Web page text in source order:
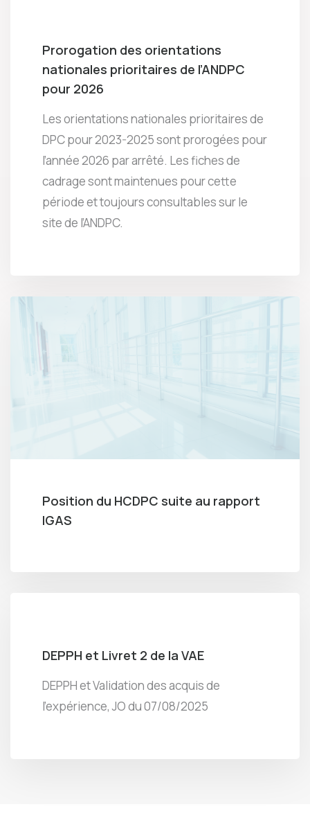
Prorogation des orientations
nationales prioritaires de l’ANDPC
pour 2026
Les orientations nationales prioritaires de
DPC pour 2023-2025 sont prorogées pour
l’année 2026 par arrêté. Les fiches de
cadrage sont maintenues pour cette
période et toujours consultables sur le
site de l’ANDPC.
Position du HCDPC suite au rapport
IGAS
DEPPH et Livret 2 de la VAE
DEPPH et Validation des acquis de
l’expérience, JO du 07/08/2025